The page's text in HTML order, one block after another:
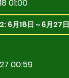
01:00
6月18日～6月27日
00:59